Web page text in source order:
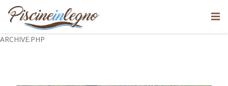
ARCHIVE.PHP